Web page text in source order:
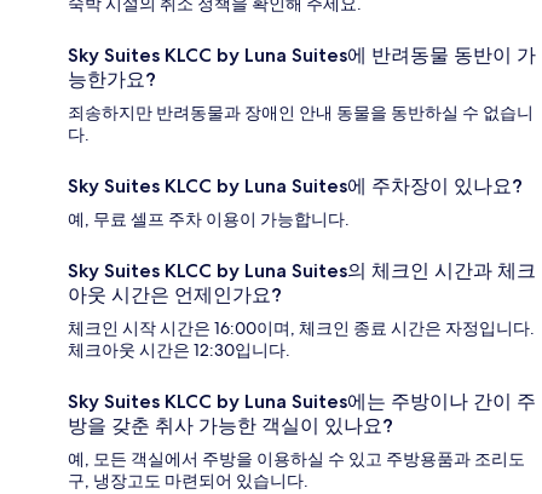
Sky Suites KLCC by Luna Suites에 반려동물 동반이 가
능한가요?
죄송하지만 반려동물과 장애인 안내 동물을 동반하실 수 없습니
다.
Sky Suites KLCC by Luna Suites에 주차장이 있나요?
예, 무료 셀프 주차 이용이 가능합니다.
Sky Suites KLCC by Luna Suites의 체크인 시간과 체크
아웃 시간은 언제인가요?
체크인 시작 시간은 16:00이며, 체크인 종료 시간은 자정입니다.
체크아웃 시간은 12:30입니다.
Sky Suites KLCC by Luna Suites에는 주방이나 간이 주
방을 갖춘 취사 가능한 객실이 있나요?
예, 모든 객실에서 주방을 이용하실 수 있고 주방용품과 조리도
구, 냉장고도 마련되어 있습니다.